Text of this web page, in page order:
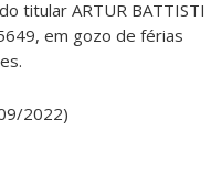
titular ARTUR BATTISTI
em gozo de férias
2022)